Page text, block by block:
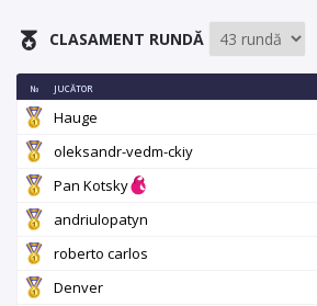
CLASAMENT RUNDĂ
№ JUCĂTOR
Hauge
oleksandr-vedm-ckiy
Pan Kotsky
andriulopatyn
roberto carlos
Denver